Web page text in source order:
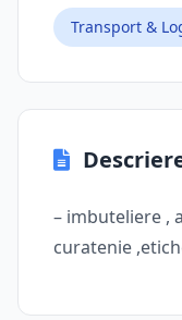
Transport &
– imbuteliere ,
curatenie